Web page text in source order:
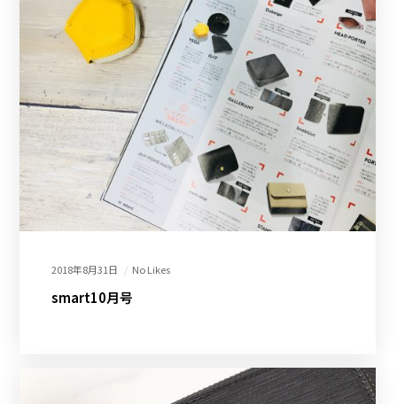
2018年8月31日 No Likes
smart10月号